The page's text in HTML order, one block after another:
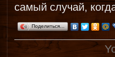
самый случай,
Поделиться…